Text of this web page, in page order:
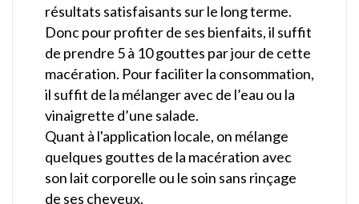
résultats satisfaisants sur le long terme.
Donc pour profiter de ses bienfaits, il suffit
de prendre 5 à 10 gouttes par jour de cette
macération. Pour faciliter la consommation,
il suffit de la mélanger avec de l’eau ou la
vinaigrette d’une salade.
Quant à l'application locale, on mélange
quelques gouttes de la macération avec
son lait corporelle ou le soin sans rinçage
de ses cheveux.